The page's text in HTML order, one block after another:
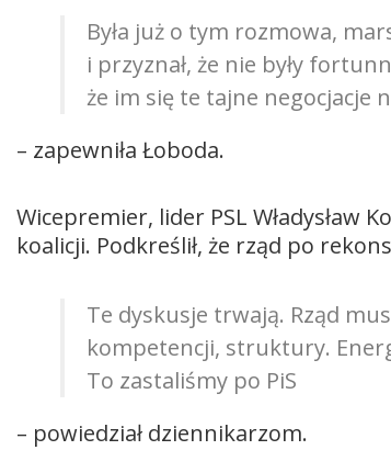
Była już o tym rozmowa,
i przyznał, że nie były
że im się te tajne negocjacje
– zapewniła Łoboda.
Wicepremier, lider PSL Władysław
koalicji. Podkreślił, że rząd po
Te dyskusje trwają. Rząd
kompetencji, struktury.
To zastaliśmy po PiS
– powiedział dziennikarzom.